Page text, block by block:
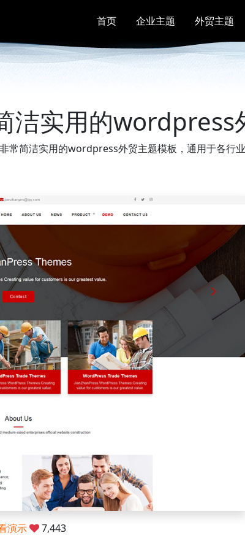
首页 企业主题 外贸主题
洁实用的wordpress
常简洁实用的wordpress外贸主题模板，通用于各行业
演示 7,443